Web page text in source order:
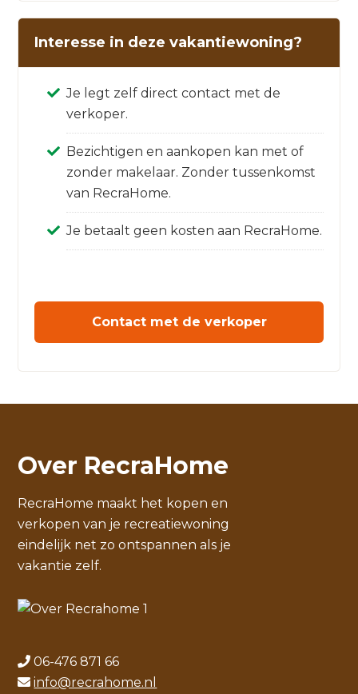
Interesse in deze vakantiewoning?
Je legt zelf direct contact met de
verkoper.
Bezichtigen en aankopen kan met of
zonder makelaar. Zonder tussenkomst
van RecraHome.
Je betaalt geen kosten aan RecraHome.
Contact met de verkoper
Over RecraHome
RecraHome maakt het kopen en
verkopen van je recreatiewoning
eindelijk net zo ontspannen als je
vakantie zelf.
06-476 871 66
info@recrahome.nl